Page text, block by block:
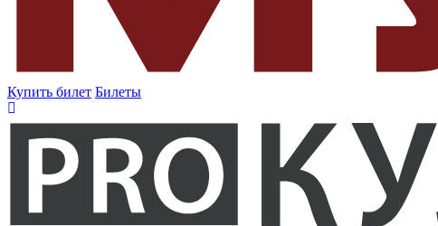
Купить билет Билеты